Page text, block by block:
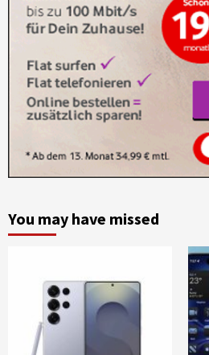
You may have missed